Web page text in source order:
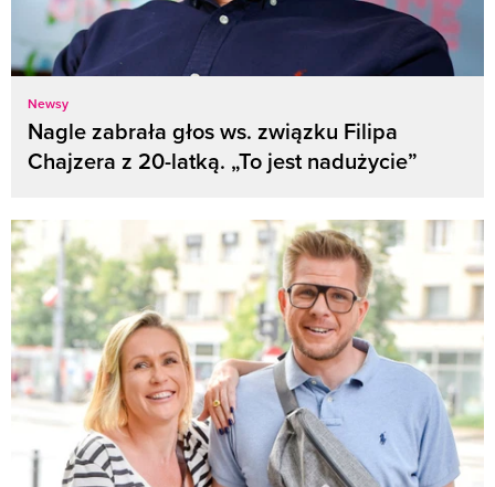
Newsy
Nagle zabrała głos ws. związku Filipa
Chajzera z 20-latką. „To jest nadużycie”